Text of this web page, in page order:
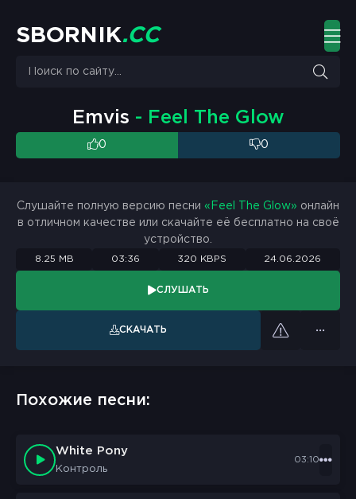
S BO R N K.CC
Emvis - Feel The Glow
0 0
Слушайте полную версию песни «Feel The Glow» онлайн
в отличном качестве или скачайте её бесплатно на своё
устройство.
8.25 MB 03:36 320 KBPS 24.06.2026
СЛУШАТЬ
СКАЧАТЬ
Похожие песни:
White Pony
Контроль
03:10